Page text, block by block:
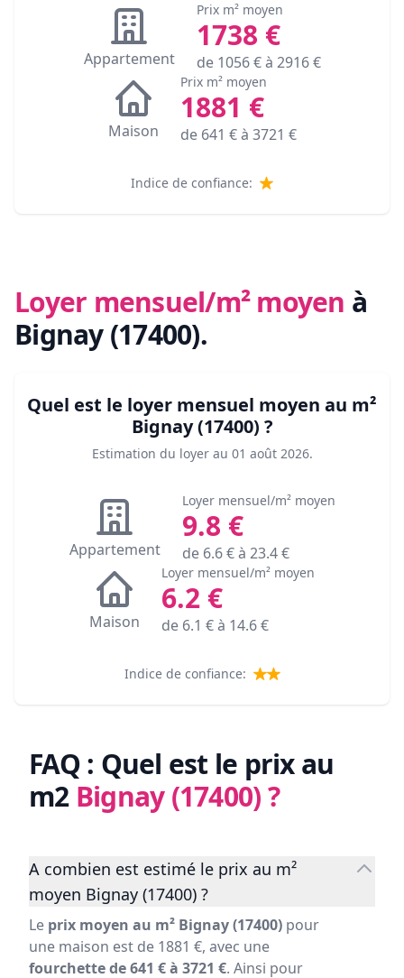
Appartement
Prix m² moyen
1738 €
de 1056€ à 2916€
Maison
Prix m² moyen
1881 €
de 641 € à 3721 €
Indice de confiance:
Loyer mensuel/m² moyen à
Bignay (17400).
Quel est le loyer mensuel moyen au m²
Bignay (17400) ?
Estimation du loyer au 01 août 2026.
Appartement
Loyer mensuel/m² moyen
9.8 €
de 6.6€ à 23.4€
Maison
Loyer mensuel/m² moyen
6.2 €
de 6.1 € à 14.6€
Indice de confiance:
FAQ : Quel est le prix au
m2 Bignay (17400)?
A combien est estimé le prix au m²
moyen Bignay (17400) ?
Le prix moyen au m² Bignay (17400) pour
une maison est de 1881 €, avec une
fourchette de 641 € à 3721 €. Ainsi pour